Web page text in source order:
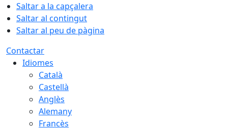
Saltar a la capçalera
Saltar al contingut
Saltar al peu de pàgina
Contactar
Idiomes
Català
Castellà
Anglès
Alemany
Francès